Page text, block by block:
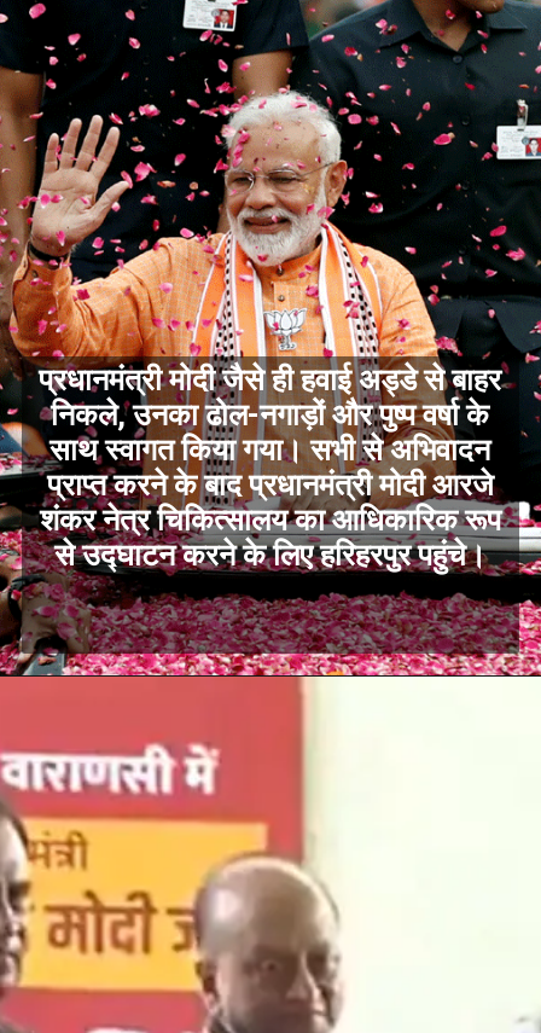
प्रधानमंत्री मोदी जैसे ही हवाई अड्डे से बाहर
निकले, उनका ढोल-नगाड़ों और पुष्प वर्षा के
साथ स्वागत किया गया। सभी से अभिवादन
प्राप्त करने के बाद प्रधानमंत्री मोदी आरजे
शंकर नेत्र चिकित्सालय का आधिकारिक रूप
से उद्घाटन करने के लिए हरिहरपुर पहुंचे।